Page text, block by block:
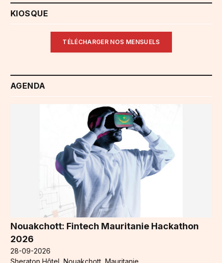
KIOSQUE
TÉLÉCHARGER NOS MENSUELS
AGENDA
Nouakchott: Fintech Mauritanie Hackathon
2026
28-09-2026